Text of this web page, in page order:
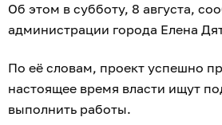
Об этом в субботу, 8 августа,
администрации города Елена
По её словам, проект успешно
настоящее время власти ищут
выполнить работы.